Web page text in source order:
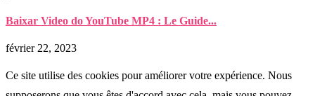
Baixar Video do YouTube MP4 : Le Guide...
février 22, 2023
Ce site utilise des cookies pour améliorer votre expérience. Nous